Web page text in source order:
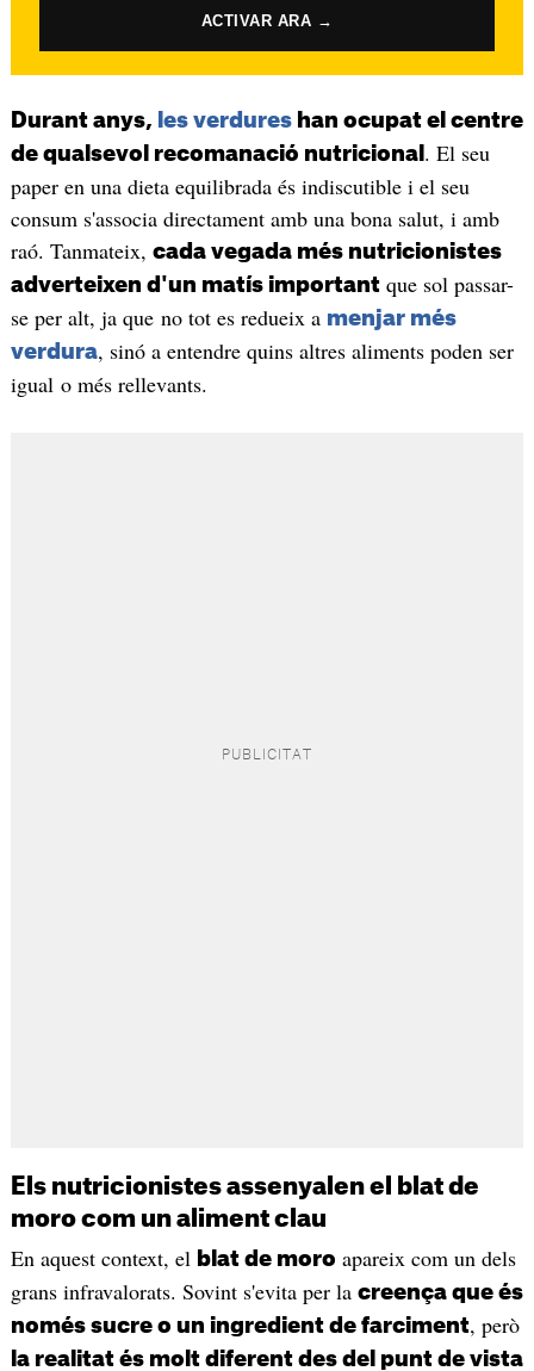
ACTIVAR ARA →
Durant anys, les verdureshan ocupat el centre
de qualsevol recomanació nutricional . El seu
paper en una dieta equilibrada és indiscutible i el seu
consum s'associa directament amb una bona salut, i amb
raó. Tanmateix, cada vegada més nutricionistes
adverteixen d'un matís importantque sol passar-
se per alt, ja que no tot es redueix a menjar més
verdura, sinó a entendre quins altres aliments poden ser
igual o més rellevants.
Els nutricionistes assenyalen el blat de
moro com un aliment clau
En aquest context, el blat de moro apareix com un dels
grans infravalorats. Sovint s'evita per la creença que és
només sucre o un ingredient de farciment, però
la realitat és molt diferent des del punt de vista